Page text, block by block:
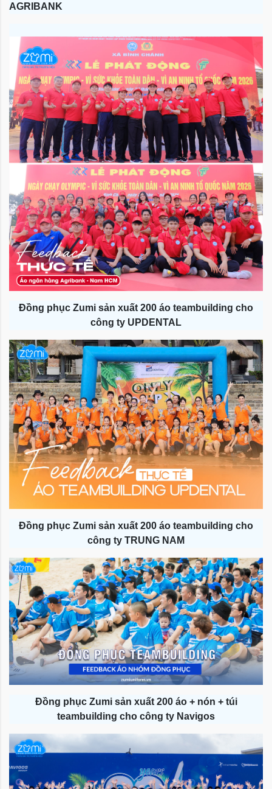
AGRIBANK
Đồng phục Zumi sản xuất 200 áo teambuilding cho
công ty UPDENTAL
Đồng phục Zumi sản xuất 200 áo teambuilding cho
công ty TRUNG NAM
Đồng phục Zumi sản xuất 200 áo + nón + túi
teambuilding cho công ty Navigos